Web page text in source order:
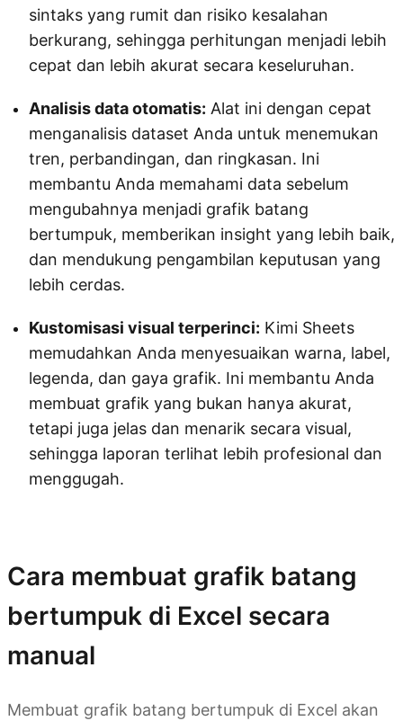
sintaks yang rumit dan risiko kesalahan
berkurang, sehingga perhitungan menjadi lebih
cepat dan lebih akurat secara keseluruhan.
Analisis data otomatis: Alat ini dengan cepat
menganalisis dataset Anda untuk menemukan
tren, perbandingan, dan ringkasan. Ini
membantu Anda memahami data sebelum
mengubahnya menjadi grafik batang
bertumpuk, memberikan insight yang lebih baik,
dan mendukung pengambilan keputusan yang
lebih cerdas.
Kustomisasi visual terperinci: Kimi Sheets
memudahkan Anda menyesuaikan warna, label,
legenda, dan gaya grafik. Ini membantu Anda
membuat grafik yang bukan hanya akurat,
tetapi juga jelas dan menarik secara visual,
sehingga laporan terlihat lebih profesional dan
menggugah.
Cara membuat grafik batang
bertumpuk di Excel secara
manual
Membuat grafik batang bertumpuk di Excel akan